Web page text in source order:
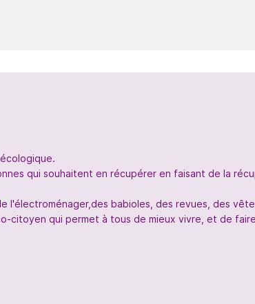
qui souhaitent en récupérer en faisant de la
babioles, des revues, des
citoyen qui permet à tous de mieux vivre, et de